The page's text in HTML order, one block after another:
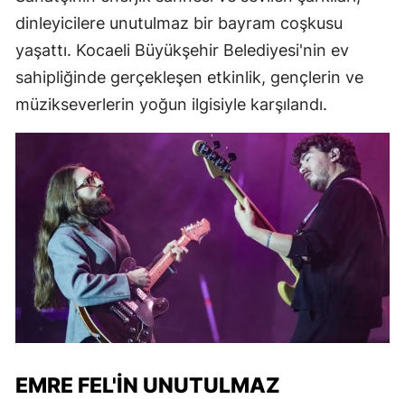
dinleyicilere unutulmaz bir bayram coşkusu
yaşattı. Kocaeli Büyükşehir Belediyesi'nin ev
sahipliğinde gerçekleşen etkinlik, gençlerin ve
müzikseverlerin yoğun ilgisiyle karşılandı.
EMRE FEL'IN UNUTULMAZ